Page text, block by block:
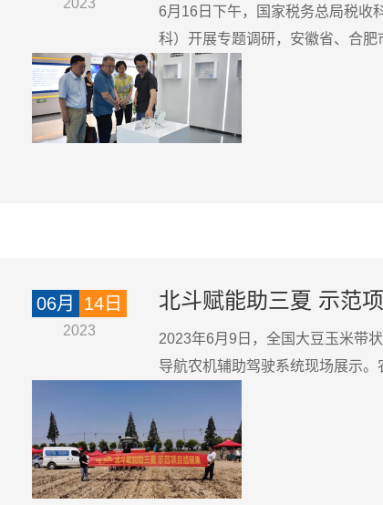
6月16日下午，国家税务总局税收
科）开展专题调研，安徽省、合
06月 14日
2023
北斗赋能助三夏 示范
2023年6月9日，全国大豆玉米带
导航农机辅助驾驶系统现场展示